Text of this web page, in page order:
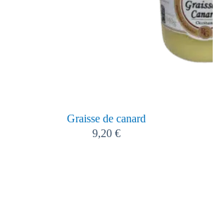
Graisse de canard
9,20€